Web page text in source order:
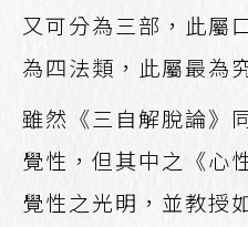
又可分為三部，此屬
為四法類，此屬最為
雖然《三自解脫論》
覺性，但其中之《心
覺性之光明，並教授